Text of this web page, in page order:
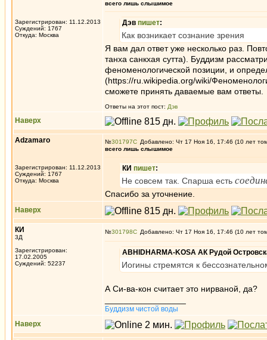
Зарегистрирован: 11.12.2013
Суждений: 1767
Откуда: Москва
всего лишь слышимое
Дэв пишет:
Как возникает сознание зрения
Я вам дал ответ уже несколько раз.
танха санкхая сутта). Буддизм
феноменологической позиции, и
(https://ru.wikipedia.org/wiki/
сможете принять даваемые вам ответы.
Ответы на этот пост: Дэв
Наверх
Adzamaro
Зарегистрирован: 11.12.2013
Суждений: 1767
Откуда: Москва
№301797
Добавлено: Чт 17 Ноя 16, 17:46 (10 лет
всего лишь слышимое
КИ пишет:
Не совсем так. Спарша есть
Спасибо за уточнение.
Наверх
КИ
3Д
Зарегистрирован:
17.02.2005
Суждений: 52237
№301798 Добавлено: Чт 17 Ноя 16, 17:46 (10 лет
ABHIDHARMA-KOSA АК Рудой
Иогины стремятся к
А Си-ва-кон считает это нирваной, да?
Буддизм чистой воды
Наверх